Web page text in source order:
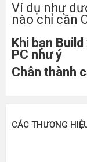
Ví dụ như
nào chỉ cần
Khi bạn
PC như ý
Chân thành
CÁC THƯƠNG